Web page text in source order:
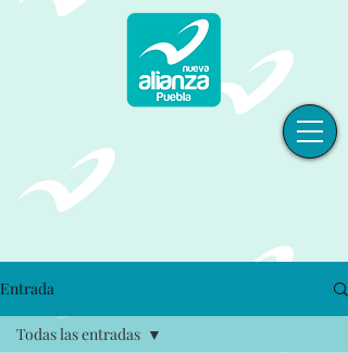
Entrada
Todas las entradas